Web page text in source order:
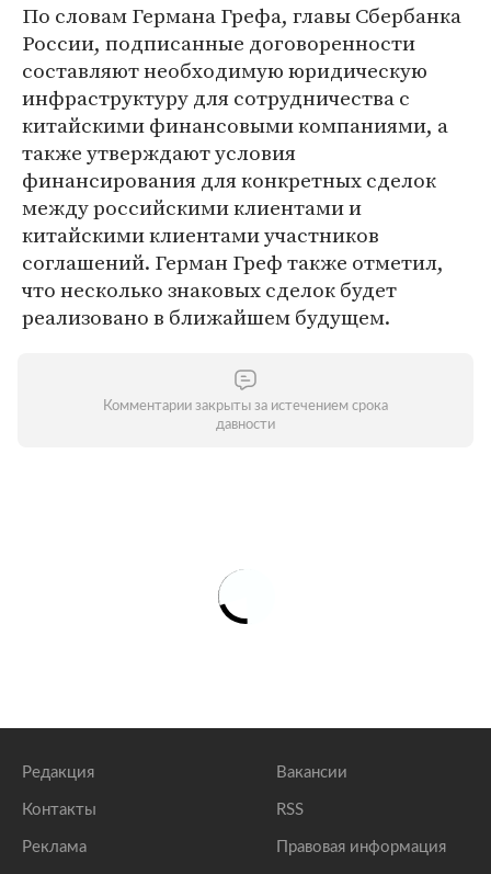
По словам Германа Грефа, главы Сбербанка
России, подписанные договоренности
составляют необходимую юридическую
инфраструктуру для сотрудничества с
китайскими финансовыми компаниями, а
также утверждают условия
финансирования для конкретных сделок
между российскими клиентами и
китайскими клиентами участников
соглашений. Герман Греф также отметил,
что несколько знаковых сделок будет
реализовано в ближайшем будущем.
Комментарии закрыты за истечением срока
давности
Редакция
Контакты
Реклама
Вакансии
RSS
Правовая информация